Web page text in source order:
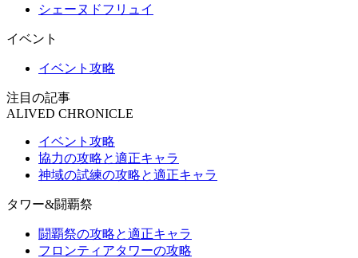
シェーヌドフリュイ
イベント
イベント攻略
注目の記事
ALIVED CHRONICLE
イベント攻略
協力の攻略と適正キャラ
神域の試練の攻略と適正キャラ
タワー&闘覇祭
闘覇祭の攻略と適正キャラ
フロンティアタワーの攻略